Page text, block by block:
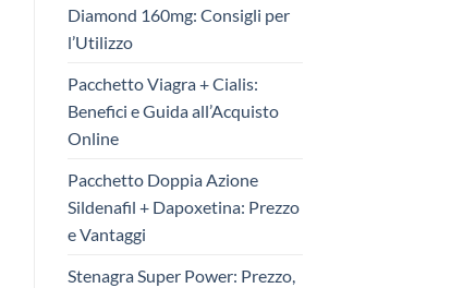
Diamond 160mg: Consigli per
l’Utilizzo
Pacchetto Viagra + Cialis:
Benefici e Guida all’Acquisto
Online
Pacchetto Doppia Azione
Sildenafil + Dapoxetina: Prezzo
e Vantaggi
Stenagra Super Power: Prezzo,